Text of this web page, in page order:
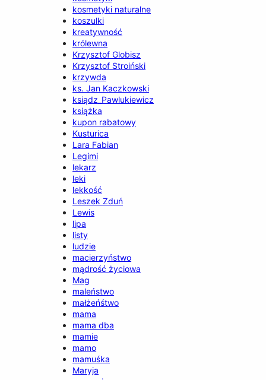
kosmetyki naturalne
koszulki
kreatywność
królewna
Krzysztof Globisz
Krzysztof Stroiński
krzywda
ks. Jan Kaczkowski
ksiądz_Pawlukiewicz
książka
kupon rabatowy
Kusturica
Lara Fabian
Legimi
lekarz
leki
lekkość
Leszek Zduń
Lewis
lipa
listy
ludzie
macierzyństwo
mądrość życiowa
Mag
maleństwo
małżeńśtwo
mama
mama dba
mamie
mamo
mamuśka
Maryja